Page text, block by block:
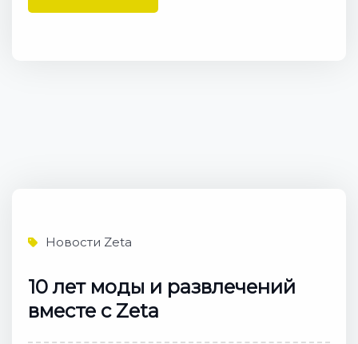
Новости Zeta
10 лет моды и развлечений
вместе с Zeta